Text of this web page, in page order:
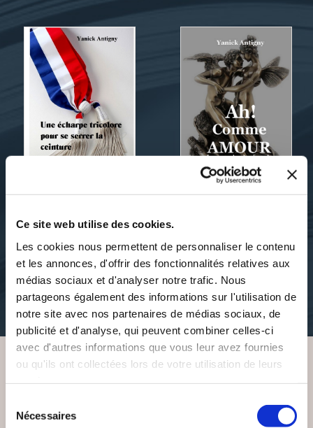
Ce site web utilise des cookies.
Les cookies nous permettent de personnaliser le contenu
et les annonces, d'offrir des fonctionnalités relatives aux
médias sociaux et d'analyser notre trafic. Nous
partageons également des informations sur l'utilisation de
notre site avec nos partenaires de médias sociaux, de
publicité et d'analyse, qui peuvent combiner celles-ci
avec d'autres informations que vous leur avez fournies
ou qu'ils ont collectées lors de votre utilisation de leurs
Nécessaires
yanick Antigny
romans
13€00
romans
13€50
VOUS AIMEREZ AUSSI